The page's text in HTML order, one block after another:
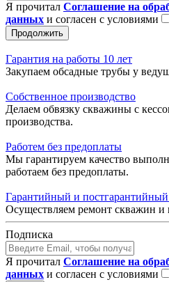
Я прочитал Соглашение на
данных и согласен с условиями
Продолжить
Гарантия на работы 10 лет
Закупаем обсадные трубы у
Собственное производство
Делаем обвязку скважины с
производства.
Работем без предоплаты
Мы гарантируем качество
работаем без предоплаты.
Гарантийный и
Осуществляем ремонт скважин и
Подписка
Я прочитал Соглашение на
данных и согласен с условиями